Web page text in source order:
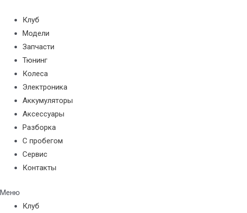
содержимому
Клуб
Модели
Запчасти
Тюнинг
Колеса
Электроника
Аккумуляторы
Аксессуары
Разборка
С пробегом
Сервис
Контакты
Меню
Клуб